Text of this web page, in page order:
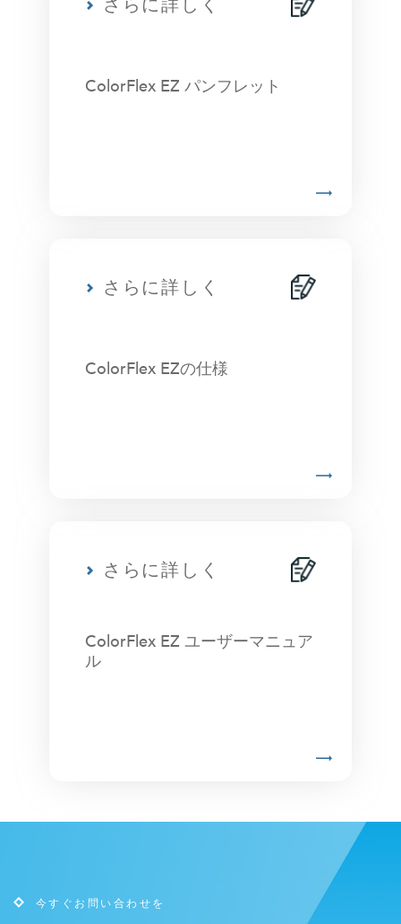
ColorFlex EZ パンフレット
さらに詳しく
ColorFlex EZの仕様
さらに詳しく
ColorFlex EZ ユーザーマニュア
ル
今すぐお問い合わせを